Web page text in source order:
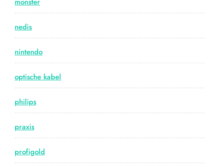
nedis
nintendo
optische kabel
philips
praxis
profigold